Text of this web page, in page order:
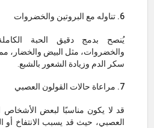
6. تناوله مع البروتين والخضروات
يُنصح بدمج دقيق الحبة
والخضروات، مثل البيض والخضار،
سكر الدم وزيادة الشعور بالشبع.
7. مراعاة حالات القولون العصبي
قد لا يكون مناسبًا لبعض الأشخاص
العصبي، حيث قد يسبب الانتفاخ أو